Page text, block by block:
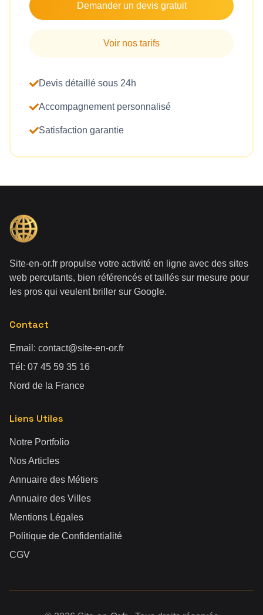
Demander un devis gratuit
Voir nos tarifs
Devis détaillé sous 24h
Accompagnement personnalisé
Satisfaction garantie
Site-en-or.fr propulse votre activité en ligne avec des sites
web percutants, bien référencés et taillés sur mesure pour
les pros qui veulent briller sur Google.
Contact
Email: contact@site-en-or.fr
Tél: 07 45 59 35 16
Nord de la France
Liens Utiles
Notre Portfolio
Nos Articles
Annuaire des Métiers
Annuaire des Villes
Mentions Légales
Politique de Confidentialité
CGV